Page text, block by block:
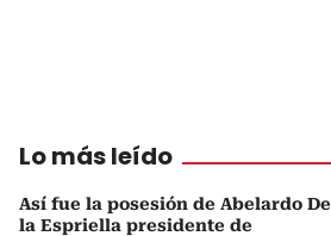
Lo más leído
Así fue la posesión de Abelardo De
la Espriella presidente de